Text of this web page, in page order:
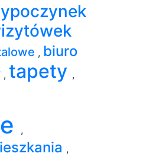
, biuro
, tapety ,
,
,